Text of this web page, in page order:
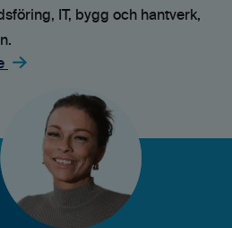
IT, bygg och hantverk,